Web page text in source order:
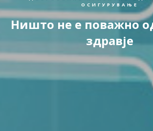
ОСИГУРУВАЊЕ
Ништо не е поважно
здравје